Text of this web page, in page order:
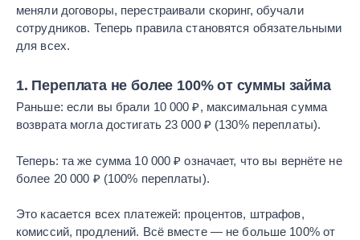
меняли договоры, перестраивали скоринг, обучали
сотрудников. Теперь правила становятся обязательными
для всех.
1. Переплата не более 100% от суммы займа
Раньше: если вы брали 10 000 ₽, максимальная сумма
возврата могла достигать 23 000 ₽ (130% переплаты).
Теперь: та же сумма 10 000 ₽ означает, что вы вернёте не
более 20 000 ₽ (100% переплаты).
Это касается всех платежей: процентов, штрафов,
комиссий, продлений. Всё вместе — не больше 100% от